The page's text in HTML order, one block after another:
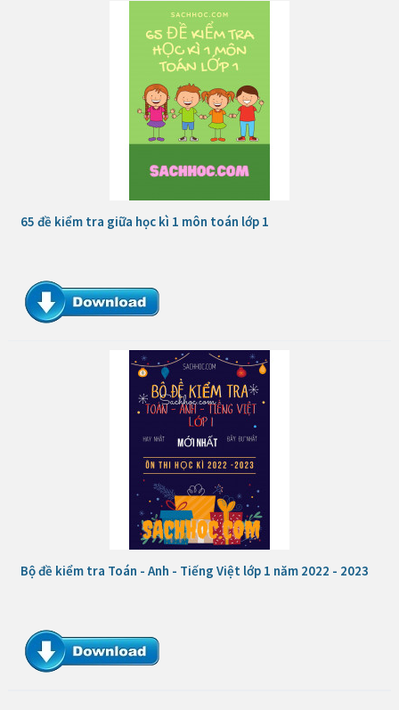
65 đề kiểm tra giữa học kì 1 môn toán lớp 1
Bộ đề kiểm tra Toán - Anh - Tiếng Việt lớp 1 năm 2022 - 2023